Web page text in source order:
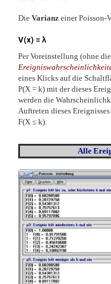
Die Varianz einer Poisson-
V(x) = λ
Per Voreinstellung (ohne
eines Klicks auf die
P(X = k) mit der dieses
werden die
Auftreten dieses
F(X ≤ k).
Alle